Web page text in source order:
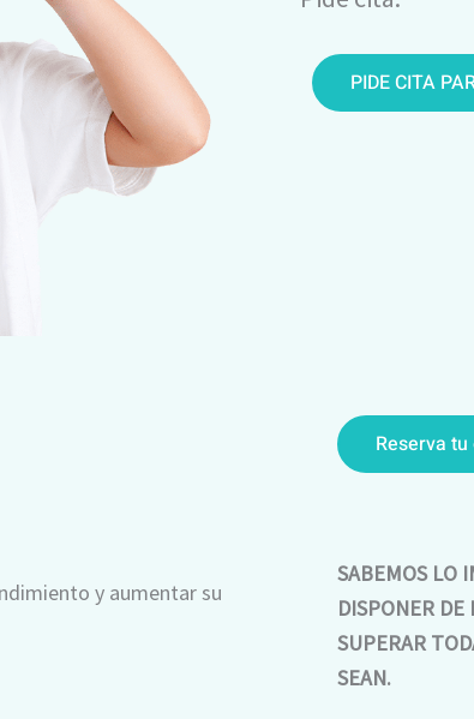
PIDE CITA
y aumentar su
Reserva
SABEMOS LO
DISPONER DE
SUPERAR
SEAN.